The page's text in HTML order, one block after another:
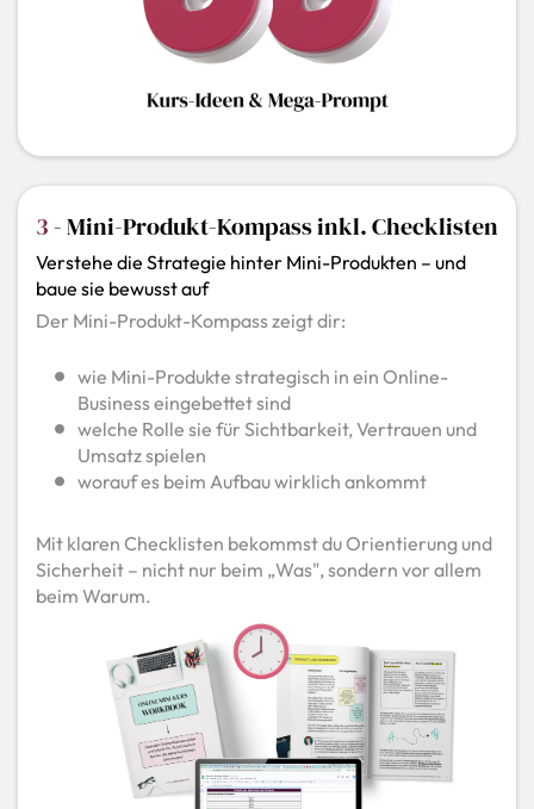
3- Mini-Produkt-Kompass inkl. Checklisten
Verstehe die Strategie hinter Mini-Produkten – und
baue sie bewusst auf
Der Mini-Produkt-Kompass zeigt dir:
wie Mini-Produkte strategisch in ein Online-
Business eingebettet sind
welche Rolle sie für Sichtbarkeit, Vertrauen und
Umsatz spielen
worauf es beim Aufbau wirklich ankommt
Mit klaren Checklisten bekommst du Orientierung und
Sicherheit – nicht nur beim „Was", sondern vor allem
beim Warum.